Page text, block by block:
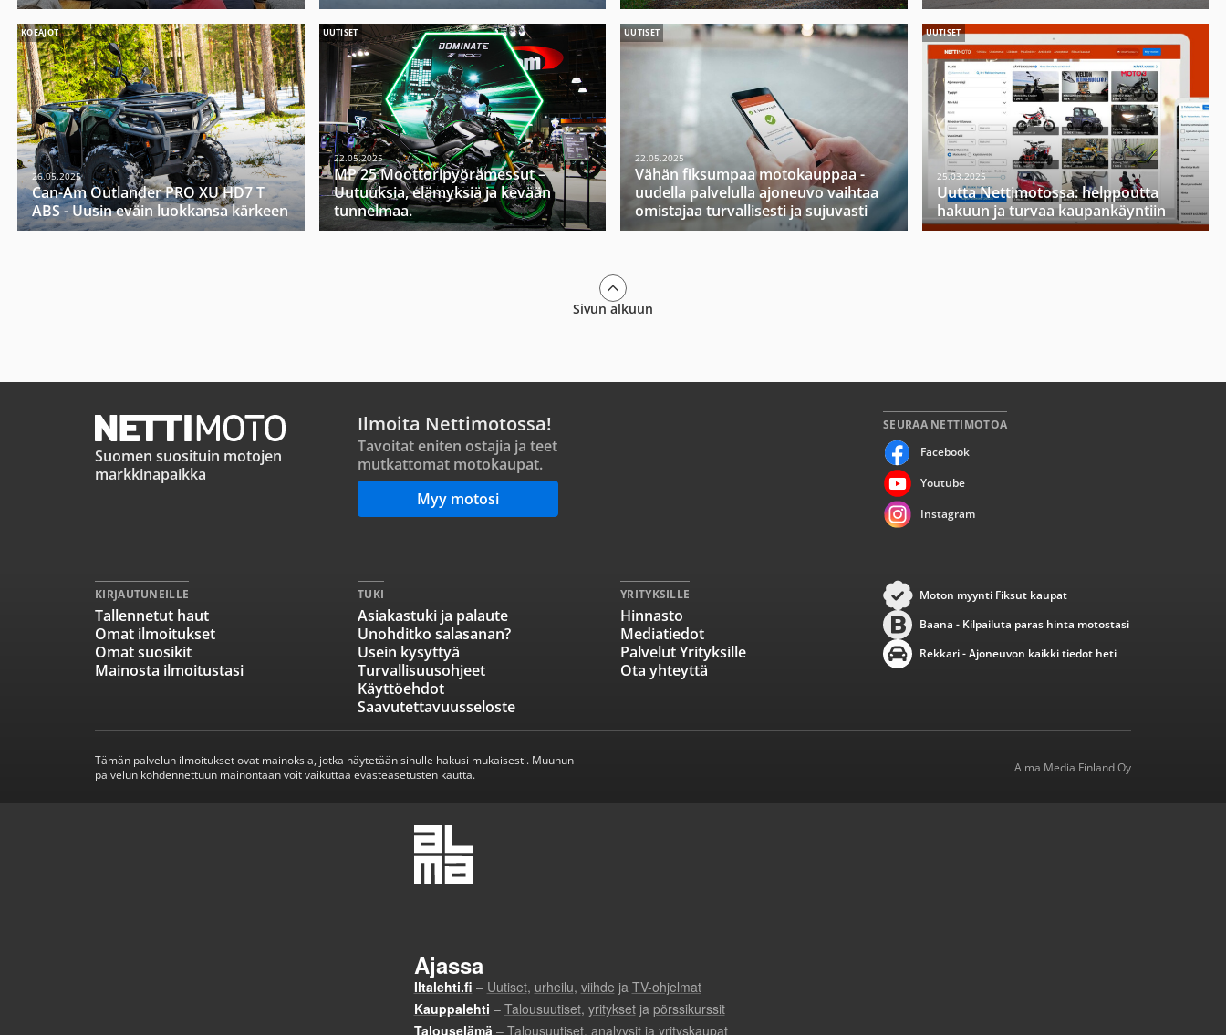
KOEAJOT
26.05.2025
Can-Am Outlander PRO XU HD7 T
ABS - Uusin eväin luokkansa kärkeen
UUTISET
22.05.2025
MP 25 Moottoripyörämessut –
Uutuuksia, elämyksiä ja kevään
tunnelmaa.
UUTISET
22.05.2025
Vähän fiksumpaa motokauppaa -
uudella palvelulla ajoneuvo vaihtaa
omistajaa turvallisesti ja sujuvasti
UUTISET
25.03.2025
Uutta Nettimotossa: helppoutta
hakuun ja turvaa kaupankäyntiin
Sivun alkuun
Suomen suosituin motojen
markkinapaikka
Ilmoita Nettimotossa!
Tavoitat eniten ostajia ja teet
mutkattomat motokaupat.
Myy motosi
SEURAA NETTIMOTOA
Facebook
Youtube
Instagram
KIRJAUTUNEILLE
Tallennetut haut
Omat ilmoitukset
Omat suosikit
Mainosta ilmoitustasi
TUKI
Asiakastuki ja palaute
Unohditko salasanan?
Usein kysyttyä
Turvallisuusohjeet
Käyttöehdot
Saavutettavuusseloste
YRITYKSILLE
Hinnasto
Mediatiedot
Palvelut Yrityksille
Ota yhteyttä
Moton myynti Fiksut kaupat
Baana - Kilpailuta paras hinta motostasi
Rekkari - Ajoneuvon kaikki tiedot heti
Tämän palvelun ilmoitukset ovat mainoksia, jotka näytetään sinulle hakusi mukaisesti. Muuhun
palvelun kohdennettuun mainontaan voit vaikuttaa evästeasetusten kautta.
Alma Media Finland Oy